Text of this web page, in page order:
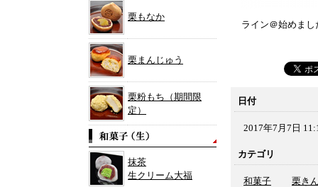
栗もなか
栗まんじゅう
栗粉もち（期間限
定）
抹茶
生クリーム大福
ライン＠始めま
日付
2017年7月7日
カテゴリ
和菓子 栗き